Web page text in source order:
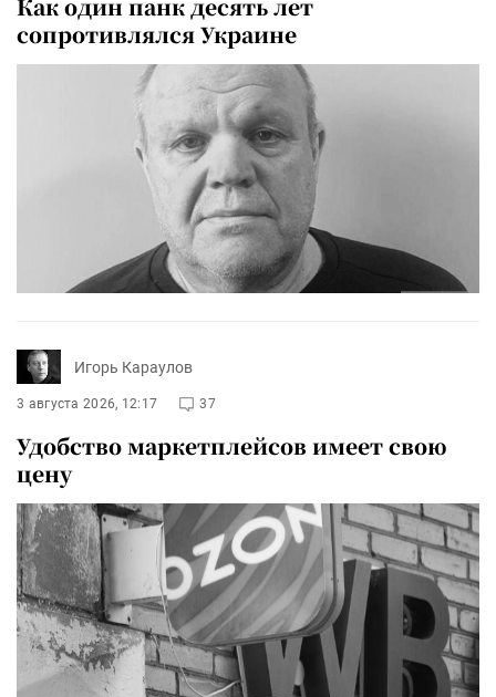
сопротивлялся Украине
Игорь Караулов
3 августа 2026, 12:17 37
Удобство маркетплейсов имеет свою
цену